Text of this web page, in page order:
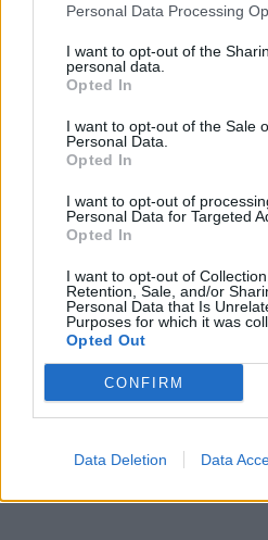
Personal Data Processing
I want to opt-out of the
personal data.
Opted In
I want to opt-out of the Sale
Personal Data.
Opted In
I want to opt-out of
Personal Data for Targeted
Opted In
I want to opt-out of
Retention, Sale, and/or
Personal Data that Is
Purposes for which it was
Opted Out
CONFIRM
Data Deletion Data
szegénység
KSH
jövedelem